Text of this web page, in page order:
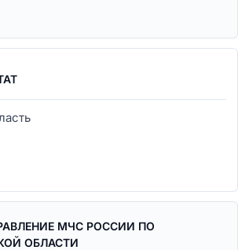
МЧС РОССИИ ПО
ОБЛАСТИ